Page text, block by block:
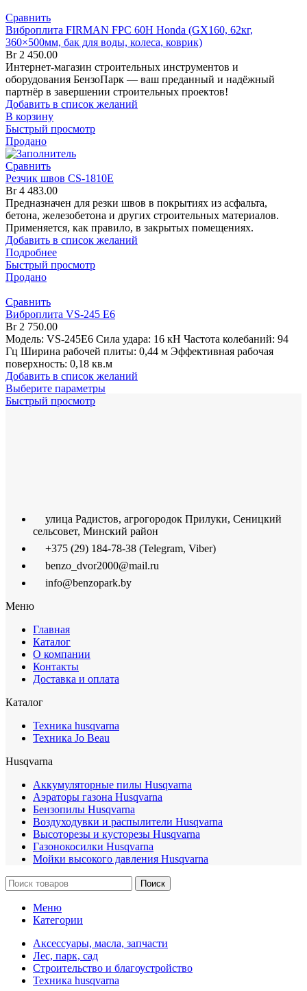
Сравнить
Виброплита FIRMAN FPC 60H Honda (GX160, 62кг,
360×500мм, бак для воды, колеса, коврик)
Br2 450.00
Интернет-магазин строительных инструментов и
оборудования БензоПарк — ваш преданный и надёжный
партнёр в завершении строительных проектов!
Добавить в список желаний
В корзину
Быстрый просмотр
Продано
Сравнить
Резчик швов CS-1810E
Br4 483.00
Предназначен для резки швов в покрытиях из асфальта,
бетона, железобетона и других строительных материалов.
Применяется, как правило, в закрытых помещениях.
Добавить в список желаний
Подробнее
Быстрый просмотр
Продано
Сравнить
Виброплита VS-245 E6
Br2 750.00
Модель: VS-245E6 Сила удара: 16 кН Частота колебаний: 94
Гц Ширина рабочей плиты: 0,44 м Эффективная рабочая
поверхность: 0,18 кв.м
Добавить в список желаний
Выберите параметры
Быстрый просмотр
улица Радистов, агрогородок Прилуки, Сеницкий
сельсовет, Минский район
+375 (29) 184-78-38 (Telegram, Viber)
benzo_dvor2000@mail.ru
info@benzopark.by
Меню
Главная
Каталог
О компании
Контакты
Доставка и оплата
Каталог
Техника husqvarna
Техника Jo Beau
Husqvarna
Аккумуляторные пилы Husqvarna
Аэраторы газона Husqvarna
Бензопилы Husqvarna
Воздуходувки и распылители Husqvarna
Высоторезы и кусторезы Husqvarna
Газонокосилки Husqvarna
Мойки высокого давления Husqvarna
Поиск
Меню
Категории
Аксессуары, масла, запчасти
Лес, парк, сад
Строительство и благоустройство
Техника husqvarna